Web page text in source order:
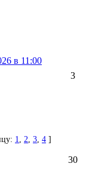
в 11:00
3
1 2 3 4 ]
30